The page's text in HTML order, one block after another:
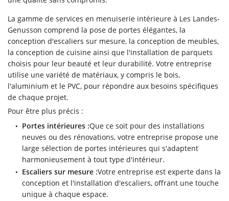
Accueil
intérieures
extérieures
réalisations
Vidéos
Avis
Contact
06 43 57 29
Restez
Inscription
La gamme de services en menuiserie intérieure à Les Landes-
Genusson comprend la pose de portes élégantes, la
conception d'escaliers sur mesure, la conception de meubles,
la conception de cuisine ainsi que l'installation de parquets
choisis pour leur beauté et leur durabilité. Votre entreprise
utilise une variété de matériaux, y compris le bois,
l'aluminium et le PVC, pour répondre aux besoins spécifiques
de chaque projet.
Pour être plus précis :
Portes intérieures :Que ce soit pour des installations
neuves ou des rénovations, votre entreprise propose une
large sélection de portes intérieures qui s'adaptent
harmonieusement à tout type d'intérieur.
Escaliers sur mesure :Votre entreprise est experte dans la
conception et l'installation d'escaliers, offrant une touche
unique à chaque espace.